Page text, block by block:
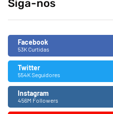
26/11/
Siga-nos
Facebook
53K Curtidas
Twitter
554K Seguidores
Instagram
456M Followers